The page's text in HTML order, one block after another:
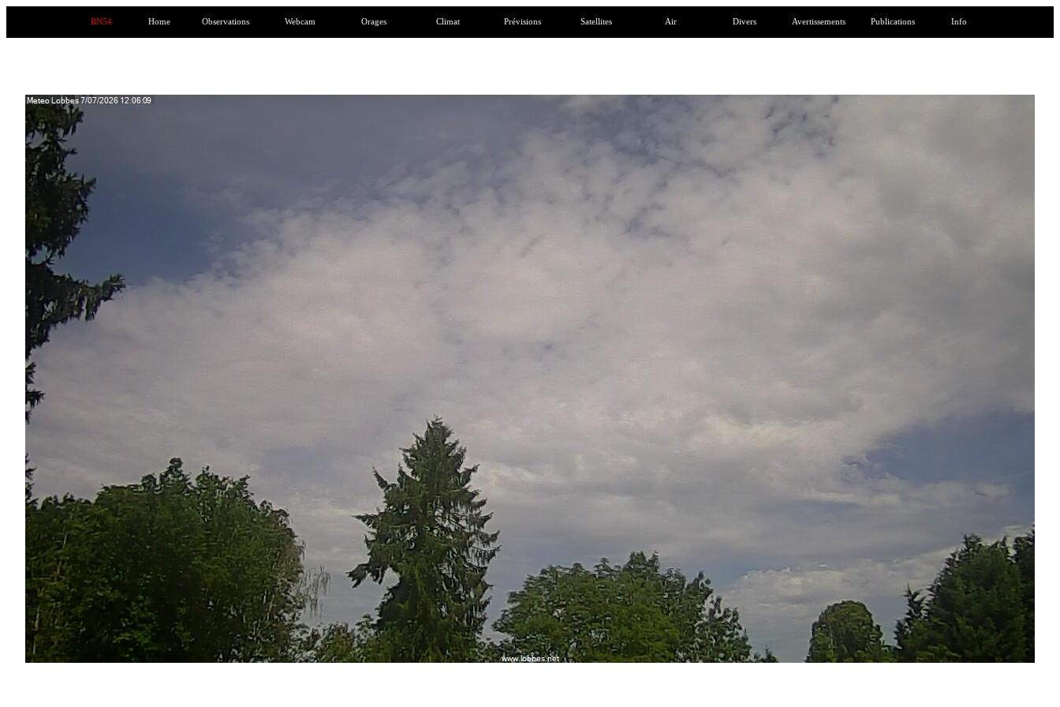
RN54 Home Observations Webcam Orages Climat Prévisions Satellites Air Divers Avertissements Publications Info